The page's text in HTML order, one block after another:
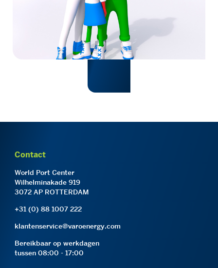
Contact
World Port Center
Wilhelminakade 919
3072 AP ROTTERDAM
+31 (0) 88 1007 222
klantenservice@varoenergy.com
Bereikbaar op werkdagen
tussen 08:00 - 17:00